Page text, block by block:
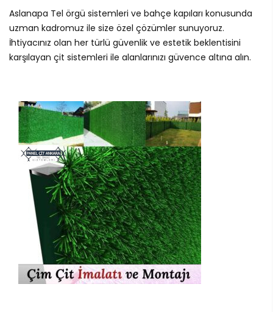
Aslanapa Tel örgü sistemleri ve bahçe kapıları konusunda
uzman kadromuz ile size özel çözümler sunuyoruz.
İhtiyacınız olan her türlü güvenlik ve estetik beklentisini
karşılayan çit sistemleri ile alanlarınızı güvence altına alın.